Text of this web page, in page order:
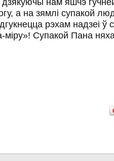
нам яшчэ
а на зямлі супакой
рэхам надзеі ў
міру»! Супакой Пана